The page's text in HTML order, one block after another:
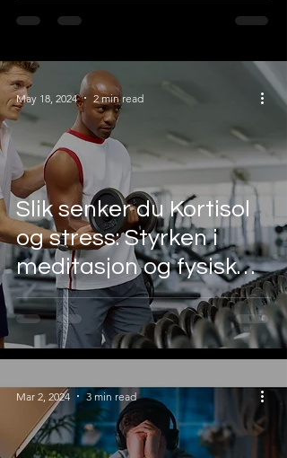
Slik senker du Kortisol
og stress: Styrken i
meditasjon og fysisk
trening
May 18, 2024 2 min read
Mar 2, 2024 3 min read